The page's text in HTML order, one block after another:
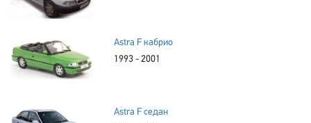
Astra F кабрио
1993 - 2001
Astra F седан